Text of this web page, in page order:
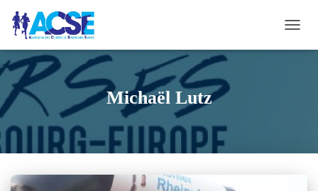
LA
Michaël Lutz